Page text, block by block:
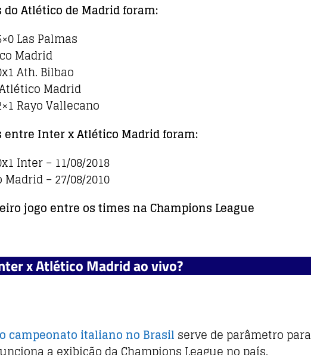
Atlético de Madrid foram:
Las Palmas
Madrid
Ath. Bilbao
Madrid
Rayo Vallecano
entre Inter x Atlético Madrid foram:
Inter – 11/08/2018
– 27/08/2010
jogo entre os times na Champions League
x Atlético Madrid ao vivo?
campeonato italiano no Brasil serve de parâmetro para